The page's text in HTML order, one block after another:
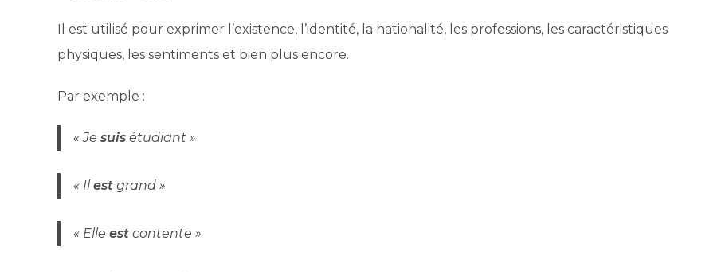
Il est utilisé pour exprimer l’existence, l’identité, la nationalité, les professions, les caractéristiques
physiques, les sentiments et bien plus encore.
Par exemple :
« Je suis étudiant »
« Ilest grand »
« Elle est contente »